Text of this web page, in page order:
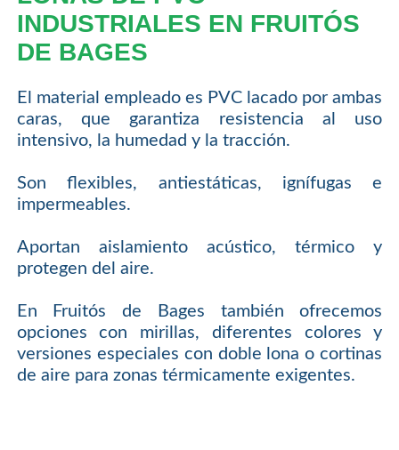
INDUSTRIALES EN FRUITÓS
DE BAGES
El material empleado es PVC lacado por ambas
caras, que garantiza resistencia al uso
intensivo, la humedad y la tracción.
Son flexibles, antiestáticas, ignífugas e
impermeables.
Aportan aislamiento acústico, térmico y
protegen del aire.
En Fruitós de Bages también ofrecemos
opciones con mirillas, diferentes colores y
versiones especiales con doble lona o cortinas
de aire para zonas térmicamente exigentes.